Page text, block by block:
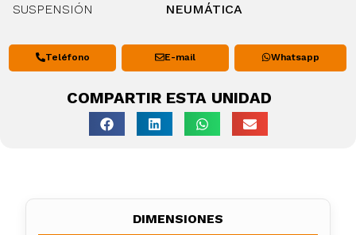
SUSPENSIÓN
NEUMÁTICA
Teléfono E-mail Whatsapp
COMPARTIR ESTA UNIDAD
DIMENSIONES